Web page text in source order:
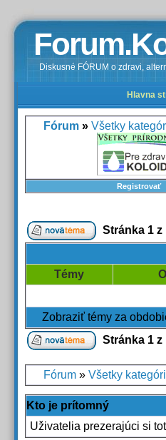
Diskusné FÓRUM o zdravi,
Hlavna
Fórum » Všetky
Registrovať
Stránka 1 z
Témy
Zobraziť témy za
Stránka 1 z
Fórum » Všetky
Kto je prítomný
Uživatelia prezerajúci si